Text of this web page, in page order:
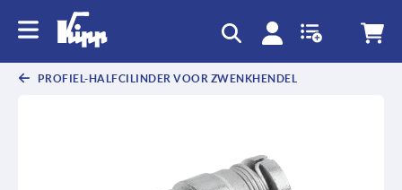
PROFIEL-HALFCILINDER VOOR ZWENKHENDEL